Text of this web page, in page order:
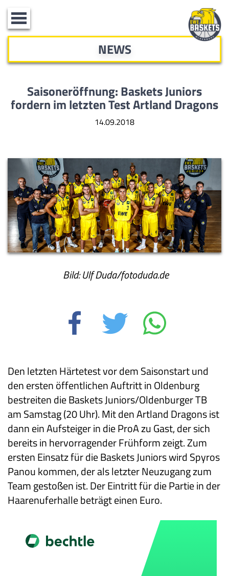
Toggle
navigation
NEWS
Saisoneröffnung: Baskets Juniors
fordern im letzten Test Artland Dragons
14.09.2018
Bild: Ulf Duda/fotoduda.de
Den letzten Härtetest vor dem Saisonstart und
den ersten öffentlichen Auftritt in Oldenburg
bestreiten die Baskets Juniors/Oldenburger TB
am Samstag (20 Uhr). Mit den Artland Dragons ist
dann ein Aufsteiger in die ProA zu Gast, der sich
bereits in hervorragender Frühform zeigt. Zum
ersten Einsatz für die Baskets Juniors wird Spyros
Panou kommen, der als letzter Neuzugang zum
Team gestoßen ist. Der Eintritt für die Partie in der
Haarenuferhalle beträgt einen Euro.